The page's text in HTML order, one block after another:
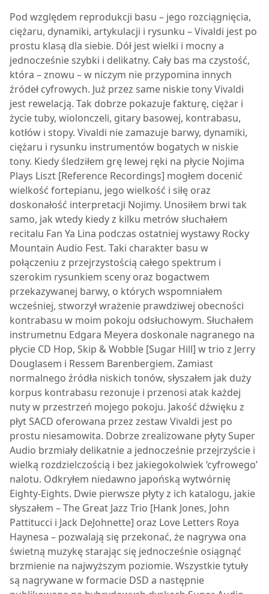
Pod względem reprodukcji basu – jego rozciągnięcia,
ciężaru, dynamiki, artykulacji i rysunku – Vivaldi jest po
prostu klasą dla siebie. Dół jest wielki i mocny a
jednocześnie szybki i delikatny. Cały bas ma czystość,
która – znowu – w niczym nie przypomina innych
źródeł cyfrowych. Już przez same niskie tony Vivaldi
jest rewelacją. Tak dobrze pokazuje fakturę, ciężar i
życie tuby, wiolonczeli, gitary basowej, kontrabasu,
kotłów i stopy. Vivaldi nie zamazuje barwy, dynamiki,
ciężaru i rysunku instrumentów bogatych w niskie
tony. Kiedy śledziłem grę lewej ręki na płycie Nojima
Plays Liszt [Reference Recordings] mogłem docenić
wielkość fortepianu, jego wielkość i siłę oraz
doskonałość interpretacji Nojimy. Unosiłem brwi tak
samo, jak wtedy kiedy z kilku metrów słuchałem
recitalu Fan Ya Lina podczas ostatniej wystawy Rocky
Mountain Audio Fest. Taki charakter basu w
połączeniu z przejrzystością całego spektrum i
szerokim rysunkiem sceny oraz bogactwem
przekazywanej barwy, o których wspomniałem
wcześniej, stworzył wrażenie prawdziwej obecności
kontrabasu w moim pokoju odsłuchowym. Słuchałem
instrumetnu Edgara Meyera doskonale nagranego na
płycie CD Hop, Skip & Wobble [Sugar Hill] w trio z Jerry
Douglasem i Ressem Barenbergiem. Zamiast
normalnego źródła niskich tonów, słyszałem jak duży
korpus kontrabasu rezonuje i przenosi atak każdej
nuty w przestrzeń mojego pokoju. Jakość dźwięku z
płyt SACD oferowana przez zestaw Vivaldi jest po
prostu niesamowita. Dobrze zrealizowane płyty Super
Audio brzmiały delikatnie a jednocześnie przejrzyście i
wielką rozdzielczością i bez jakiegokolwiek ‘cyfrowego’
nalotu. Odkryłem niedawno japońską wytwórnię
Eighty-Eights. Dwie pierwsze płyty z ich katalogu, jakie
słyszałem – The Great Jazz Trio [Hank Jones, John
Pattitucci i Jack DeJohnette] oraz Love Letters Roya
Haynesa – pozwalają się przekonać, że nagrywa ona
świetną muzykę starając się jednocześnie osiągnąć
brzmienie na najwyższym poziomie. Wszystkie tytuły
są nagrywane w formacie DSD a następnie